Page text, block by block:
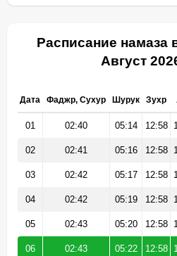
Расписание намаза
Август
Дата Фаджр, Сухур Шурук Зухр
01 02:40 05:14 12:58
02 02:41 05:16 12:58
03 02:42 05:17 12:58
04 02:42 05:19 12:58
05 02:43 05:20 12:58
06 02:43 05:22 12:58